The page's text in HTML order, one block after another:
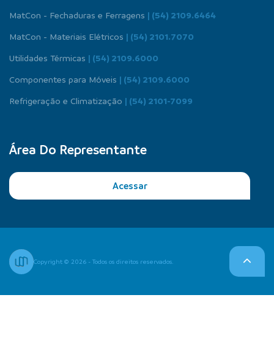
MatCon - Fechaduras e Ferragens | (54) 2109.6464
MatCon - Materiais Elétricos | (54) 2101.7070
Utilidades Térmicas | (54) 2109.6000
Componentes para Móveis | (54) 2109.6000
Refrigeração e Climatização | (54) 2101-7099
Área Do Representante
Acessar
Copyright © 2026 - Todos os direitos reservados.